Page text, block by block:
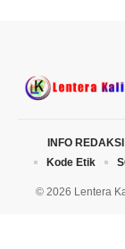
© 2026 Lentera
INFO REDAKSI
Kode Etik